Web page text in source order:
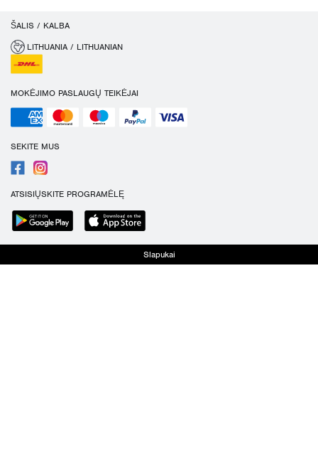
ŠALIS / KALBA
LITHUANIA / LITHUANIAN
MOKĖJIMO PASLAUGŲ TEIKĖJAI
SEKITE MUS
ATSISIŲSKITE PROGRAMĖLĘ
Slapukai